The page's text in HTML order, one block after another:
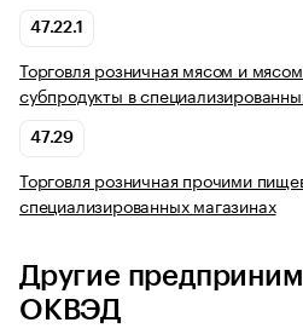
47.22.1
Торговля розничная мясом и
субпродукты в
47.29
Торговля розничная прочими
специализированных магазинах
Другие
ОКВЭД